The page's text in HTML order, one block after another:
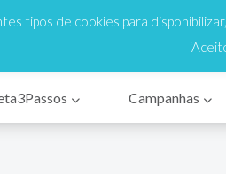
808 200 333
Campanhas
tipos de cookies para